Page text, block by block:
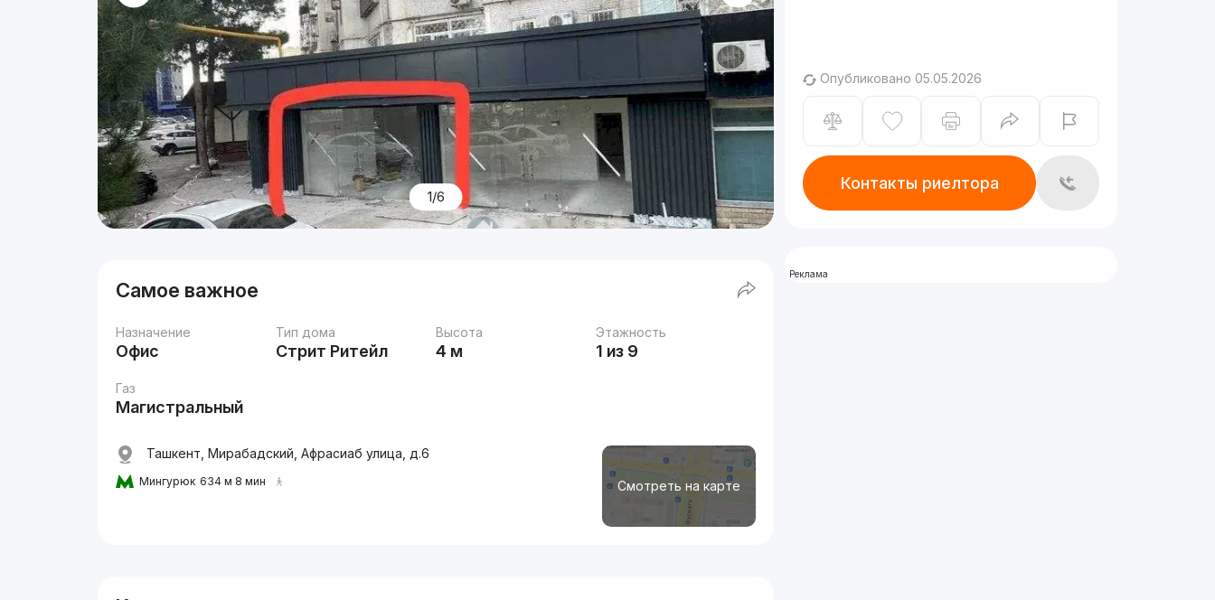
1/6
Самое важное
Назначение
Офис
Тип дома
Стрит Ритейл
Высота
4 м
Этажность
1 из 9
Газ
Магистральный
Смотреть на карте
Ташкент, Мирабадский, Афрасиаб улица, д.6
Мингурюк 634 м 8 мин
Опубликовано 05.05.2026
Контакты риелтора
Реклама